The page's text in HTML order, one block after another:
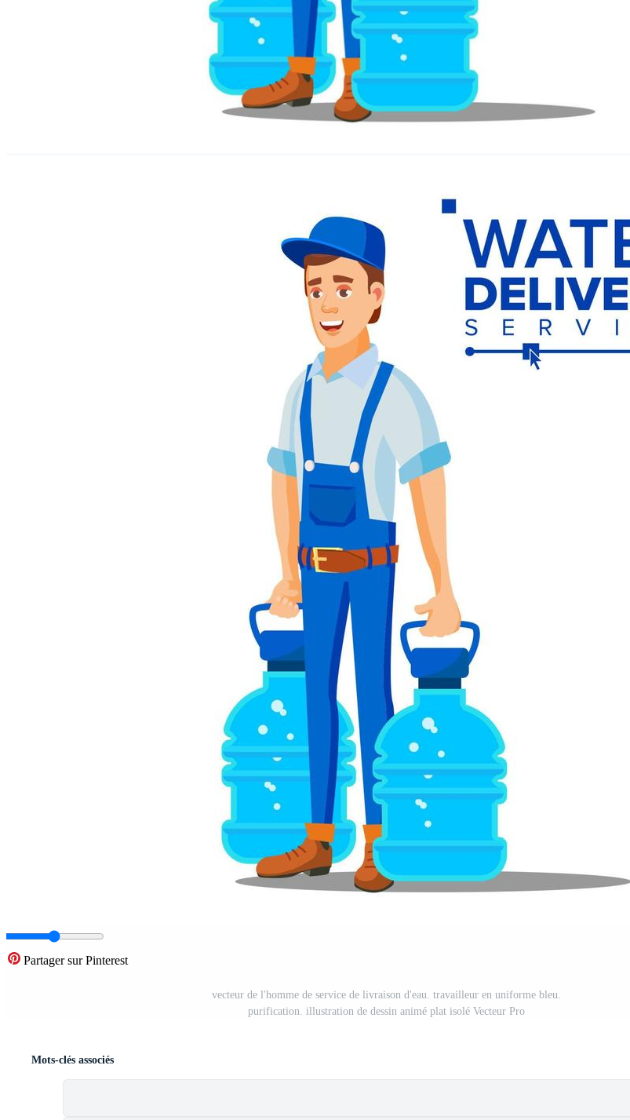
Partager sur Pinterest
vecteur de l'homme de service de livraison d'eau. travailleur en uniforme bleu.
purification. illustration de dessin animé plat isolé Vecteur Pro
Mots-clés associés